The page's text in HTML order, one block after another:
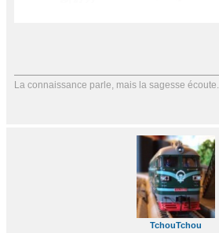
La connaissance parle, mais la sagesse écoute.
TchouTchou